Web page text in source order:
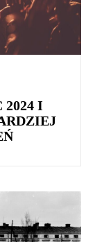
2024 I